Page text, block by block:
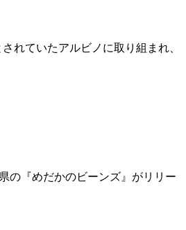
れていたアルビノに取り組まれ、
の『めだかのビーンズ』がリリー